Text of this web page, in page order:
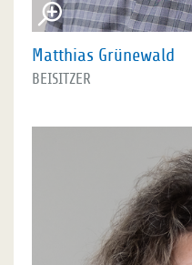
Matthias Grünewald
BEISITZER